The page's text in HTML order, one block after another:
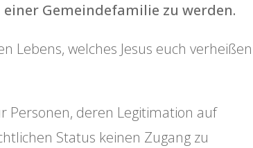
Gemeindefamilie zu werden.
Lebens, welches Jesus euch verheißen
Personen, deren Legitimation auf
Status keinen Zugang zu